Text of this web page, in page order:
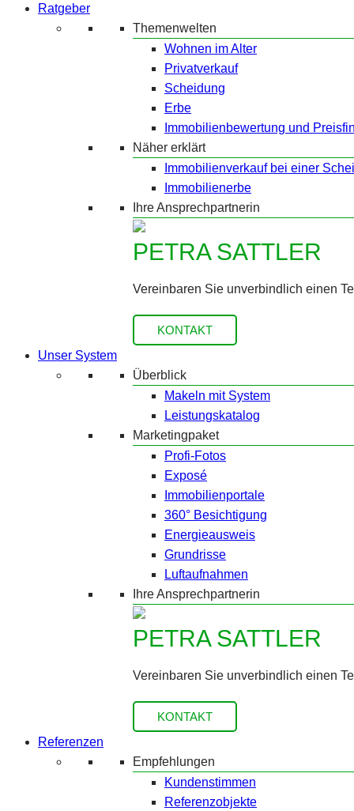
Ratgeber
Themenwelten
Wohnen im Alter
Privatverkauf
Scheidung
Erbe
Immobilienbewertung und
Näher erklärt
Immobilienverkauf bei einer
Immobilienerbe
Ihre Ansprechpartnerin
PETRA SATTLER
Vereinbaren Sie unverbindlich einen
KONTAKT
Unser System
Überblick
Makeln mit System
Leistungskatalog
Marketingpaket
Profi-Fotos
Exposé
Immobilienportale
360° Besichtigung
Energieausweis
Grundrisse
Luftaufnahmen
Ihre Ansprechpartnerin
PETRA SATTLER
Vereinbaren Sie unverbindlich einen
KONTAKT
Referenzen
Empfehlungen
Kundenstimmen
Referenzobjekte